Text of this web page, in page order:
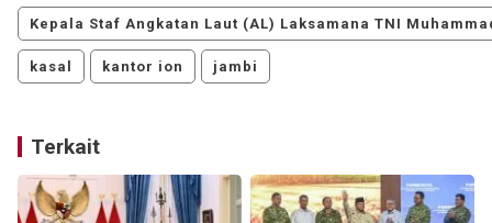
Kepala Staf Angkatan Laut (AL) Laksamana TNI
kasal kantor ion jambi
Terkait